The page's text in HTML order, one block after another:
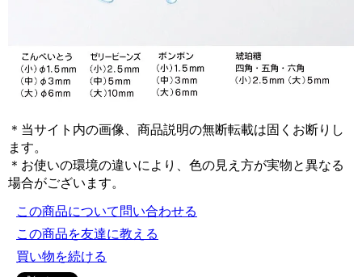
＊当サイト内の画像、商品説明の無断転載は固くお断りし
ます。
＊お使いの環境の違いにより、色の見え方が実物と異なる
場合がございます。
この商品について問い合わせる
この商品を友達に教える
買い物を続ける